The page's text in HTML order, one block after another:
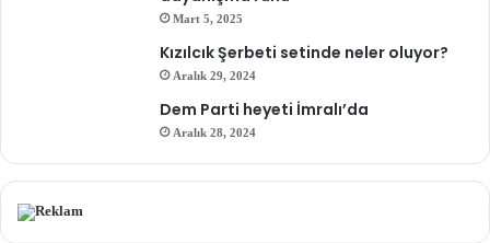
Mart 5, 2025
Kızılcık Şerbeti setinde neler oluyor?
Aralık 29, 2024
Dem Parti heyeti İmralı’da
Aralık 28, 2024